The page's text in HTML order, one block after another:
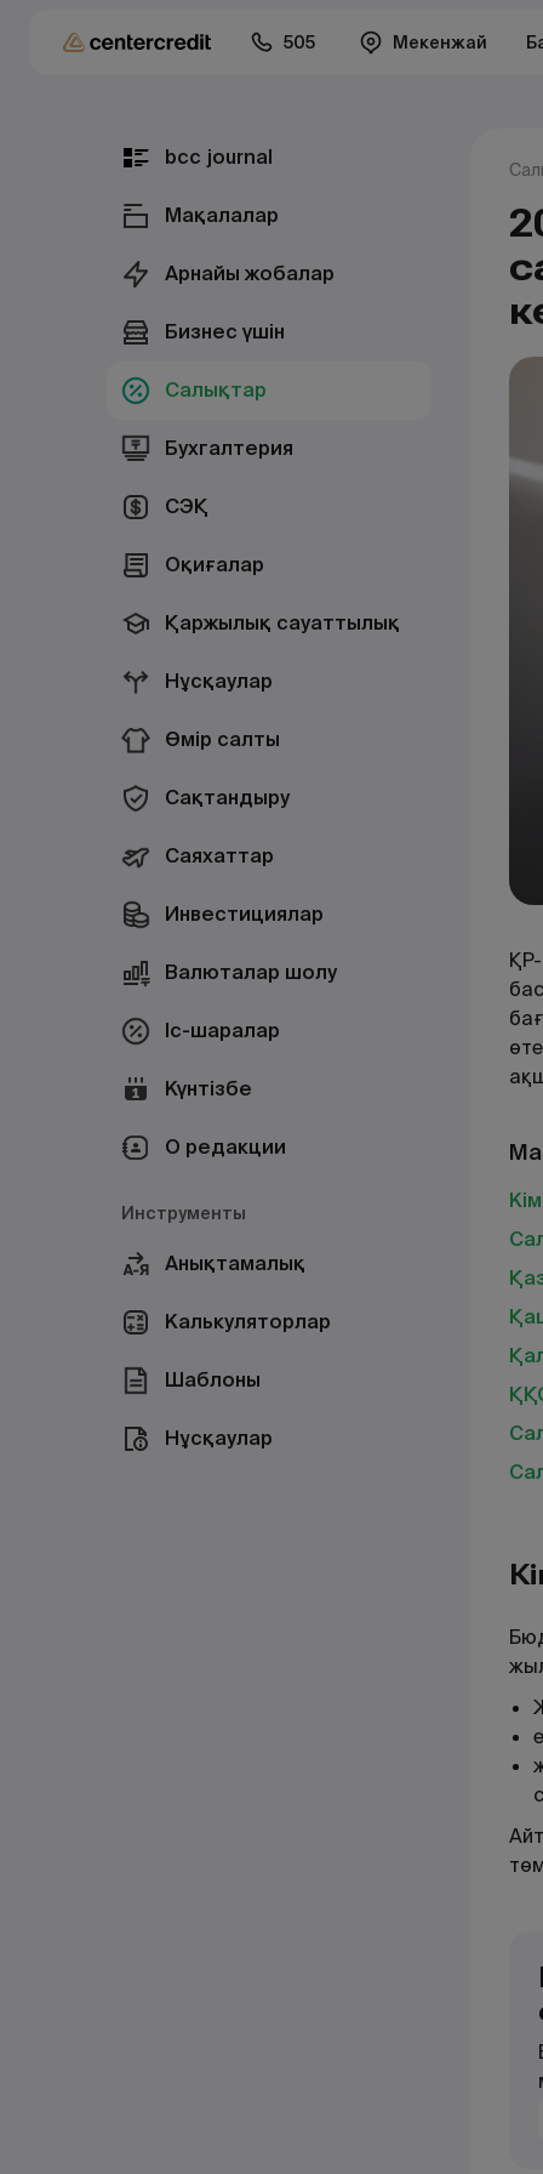
505 Мекенжай
bcc journal
Мақалалар
Арнайы жобалар
Бизнес үшін
Салықтар
Бухгалтерия
СЭҚ
Оқиғалар
Қаржылық сауаттылық
Нұсқаулар
Өмір салты
Сақтандыру
Саяхаттар
Инвестициялар
Валюталар шолу
Іс-шаралар
Күнтізбе
О редакции
Инструменты
Анықтамалық
Калькуляторлар
Шаблоны
Нұсқаулар